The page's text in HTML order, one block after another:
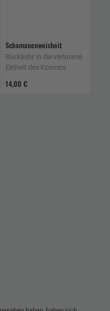
Schamanenweisheit
14,00 €
Rückkehr in die verlorene
Einheit des Kosmos